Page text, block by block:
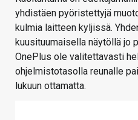
yhdistäen pyöristettyjä
kulmia laitteen kyljissä.
kuusituumaisella näytöllä jo
OnePlus ole valitettavasti
ohjelmistotasolla reunalle
lukuun ottamatta.